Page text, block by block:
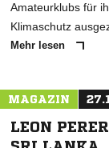
Amateurklubs für
Klimaschutz
Mehr lesen
MAGAZIN
LEON